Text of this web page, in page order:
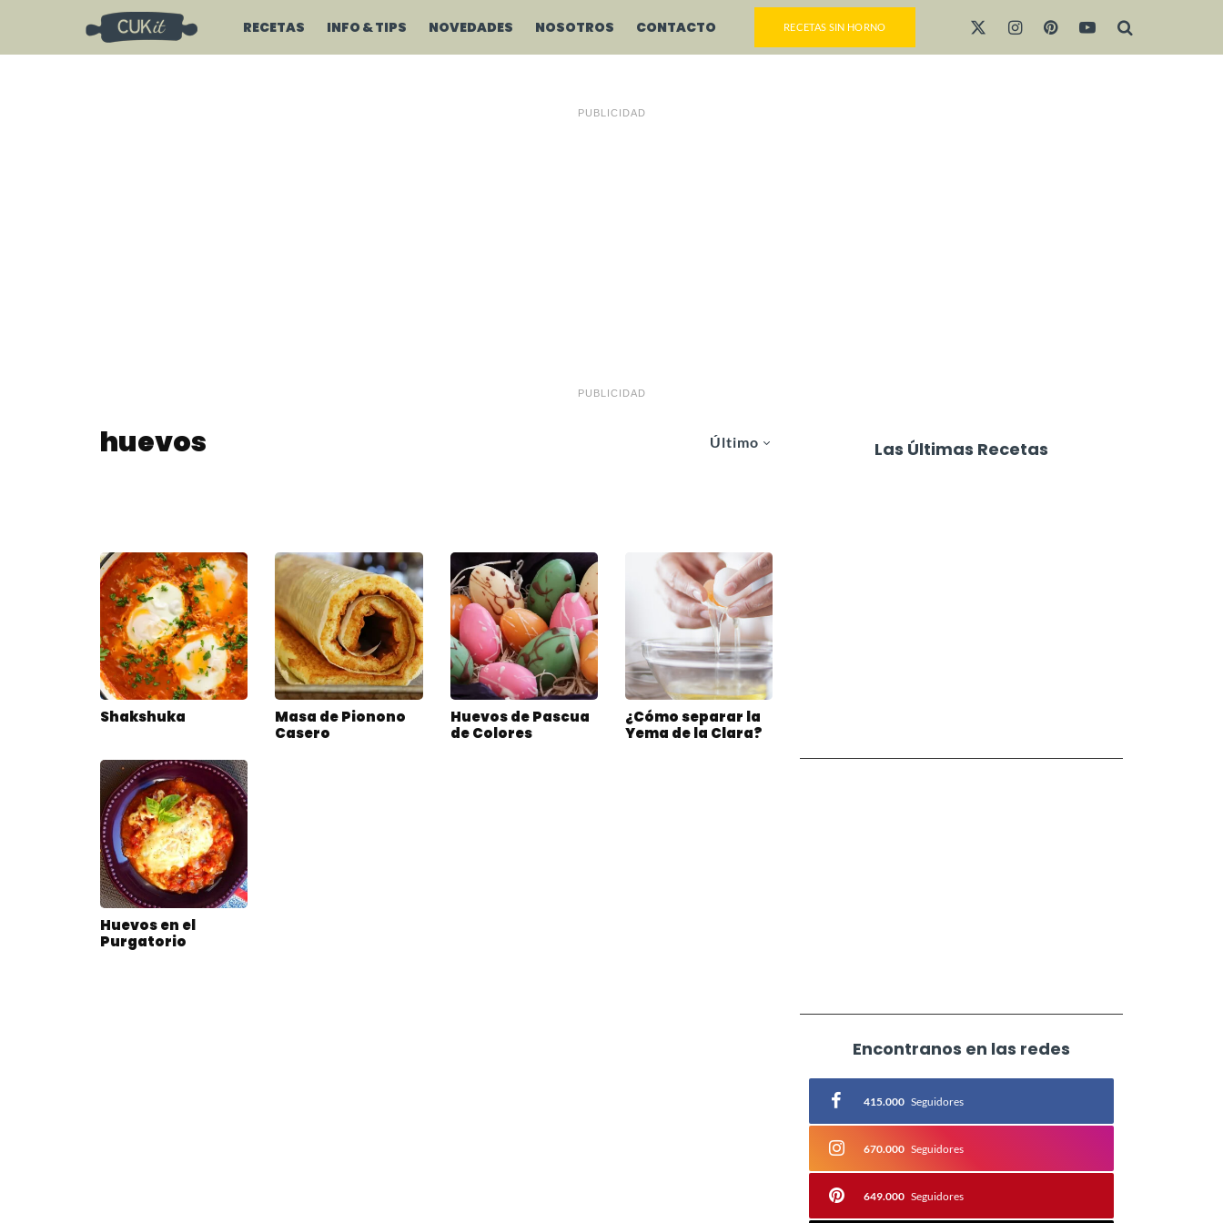
RECETAS INFO & TIPS NOVEDADES NOSOTROS CONTACTO RECETAS SIN HORNO
PUBLICIDAD
PUBLICIDAD
Último
huevos
Shakshuka
Masa de Pionono
Casero
Huevos de Pascua
de Colores
¿Cómo separar la
Yema de la Clara?
Huevos en el
Purgatorio
Las Últimas Recetas
Encontranos en las redes
415.000 Seguidores
670.000 Seguidores
649.000 Seguidores